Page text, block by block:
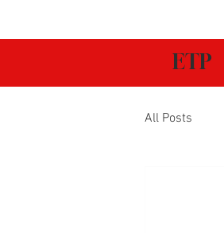
ETP
All Posts